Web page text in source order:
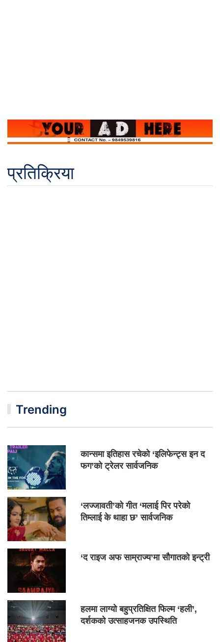
प्रतिक्रिया
Trending
कान्समा इतिहास रचेको ‘इलिफेन्ट्स इन द
फग’को ट्रेलर सार्वजनिक
‘लज्जावती’को गीत ‘मलाई पिर परेको
तिम्लाई के थाहा छ’ सार्वजनिक
‘द राइज अफ साम्राज्य’मा सौगातको इन्ट्री
हलमा लाग्यो बहुप्रतिक्षित फिल्म ‘हली’,
दर्शकको उत्साहजनक उपस्थिति